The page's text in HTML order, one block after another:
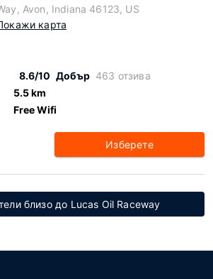
Avon, Indiana 46123, US
карта
8.6/10 Добър 463 отзива
5.5 km
Free Wifi
Изберете
близо до Lucas Oil Raceway